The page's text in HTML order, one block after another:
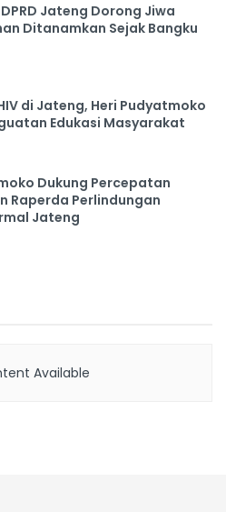
Jateng Dorong Jiwa
Ditanamkan Sejak Bangku
di Jateng, Heri Pudyatmoko
Edukasi Masyarakat
Dukung Percepatan
Raperda Perlindungan
Jateng
Available